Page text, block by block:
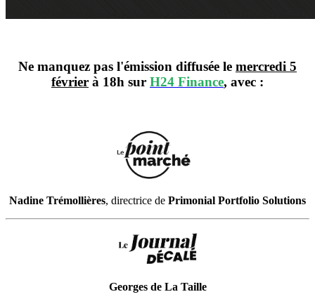
Ne manquez pas l'émission diffusée le mercredi 5
février à 18h sur H24 Finance, avec :
Nadine Trémollières, directrice de Primonial Portfolio Solutions
Georges de La Taille